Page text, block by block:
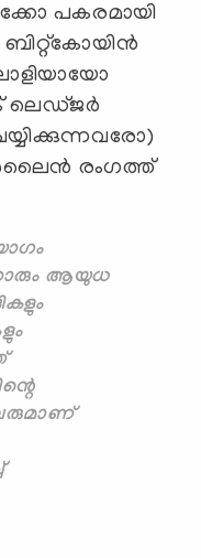
പകരമായി
ലെഡ്ജർ
രംഗത്ത്
ആയുധ